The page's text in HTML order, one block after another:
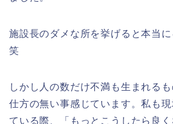
施設長のダメな所を挙げると本当に
笑
しかし人の数だけ不満も生まれる
仕方の無い事感じています。私も
ている際、「もっとこうしたら良